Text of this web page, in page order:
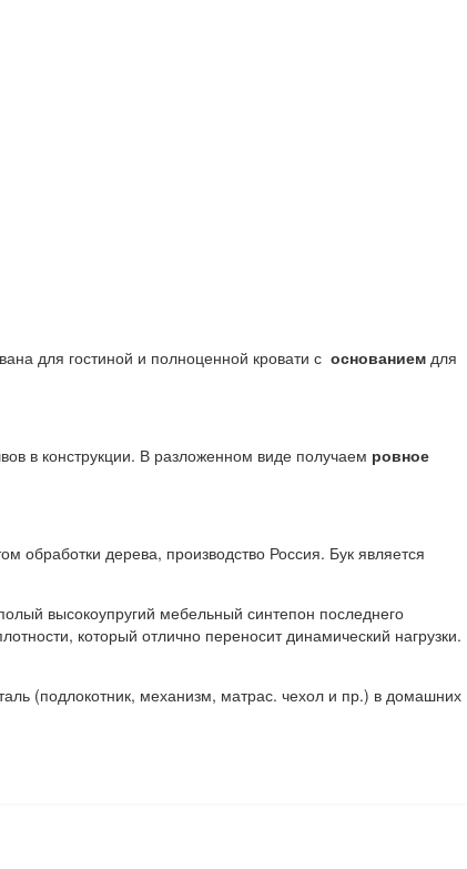
для гостиной и полноценной кровати с основанием для
в конструкции. В разложенном виде получаем ровное
обработки дерева, производство Россия. Бук является
высокоупругий мебельный синтепон последнего
который отлично переносит динамический нагрузки.
(подлокотник, механизм, матрас. чехол и пр.) в домашних